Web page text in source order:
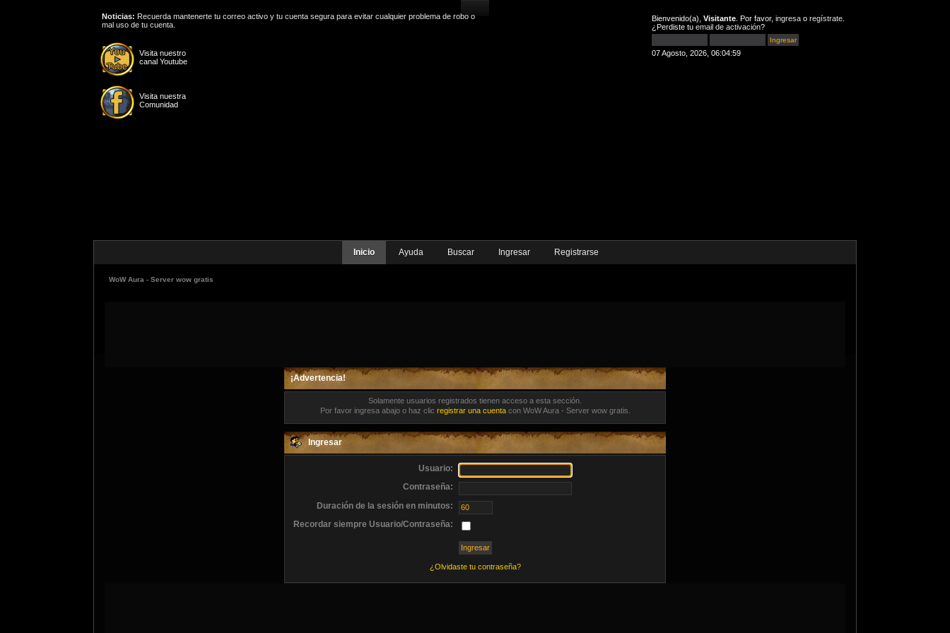
Bienvenido(a), Visitante . Por favor, ingresa o regístrate
¿Perdiste tu email de activación?
07 Agosto, 2026, 06:04:59
Visita nuestro
canal Youtube
Visita nuestra
Comunidad
Noticias: Recuerda mantenerte tu correo activo y tu cuenta segura para evitar cualquier problema de robo o
mal uso de tu cuenta.
Inicio Ayuda Buscar Ingresar Registrarse
WoW Aura - Server wow gratis
¡Advertencia!
Solamente usuarios registrados tienen acceso a esta sección.
Por favor ingresa abajo o haz clic registrar una cuentacon WoW Aura - Server wow gratis.
Ingresar
Usuario:
Contraseña:
Duración de la sesión en minutos:
Recordar siempre Usuario/Contraseña:
¿Olvidaste tu contraseña?